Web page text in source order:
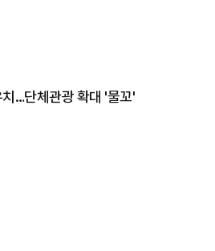
…단체관광 확대 '물꼬'